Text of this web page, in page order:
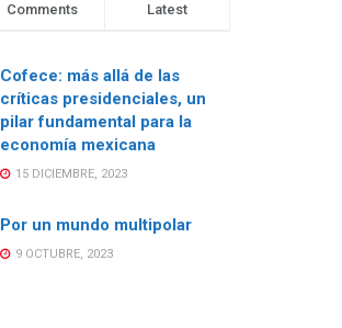
Comments Latest
Cofece: más allá de las
críticas presidenciales, un
pilar fundamental para la
economía mexicana
15 DICIEMBRE, 2023
Por un mundo multipolar
9 OCTUBRE, 2023